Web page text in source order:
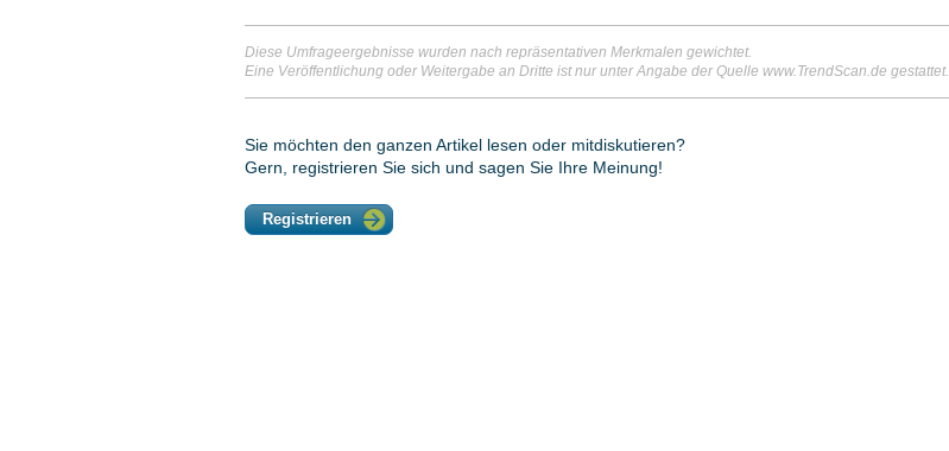
Diese Umfrageergebnisse wurden nach repräsentativen Merkmalen gewichtet.
Eine Veröffentlichung oder Weitergabe an Dritte ist nur unter Angabe der Quelle www.TrendScan.de gestattet.
Sie möchten den ganzen Artikel lesen oder mitdiskutieren?
Gern, registrieren Sie sich und sagen Sie Ihre Meinung!
Registrieren